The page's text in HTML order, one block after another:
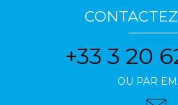
+33 3 20
OU PAR